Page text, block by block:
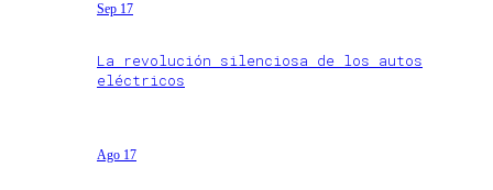
Sep 17
La revolución silenciosa de los autos
eléctricos
Ago 17